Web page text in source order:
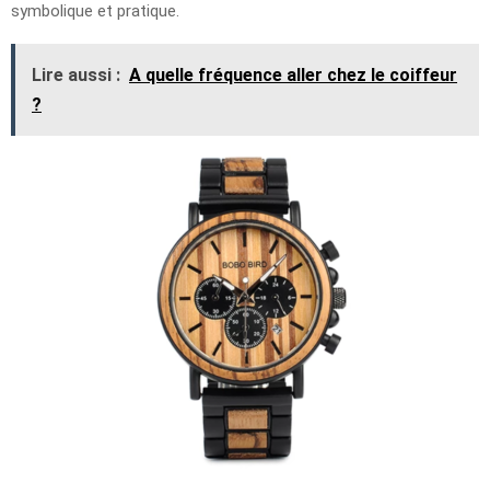
symbolique et pratique.
Lire aussi : A quelle fréquence aller chez le coiffeur
?